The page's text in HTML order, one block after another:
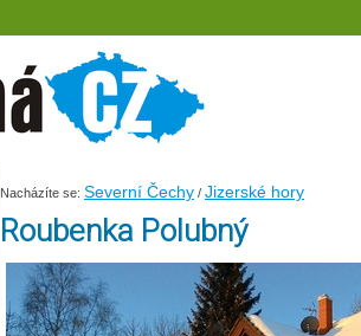
Nacházíte se: Severní Čechy / Jizerské hory
Roubenka Polubný